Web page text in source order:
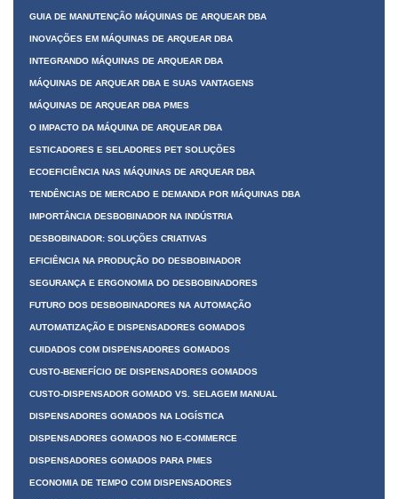
GUIA DE MANUTENÇÃO MÁQUINAS DE ARQUEAR DBA
INOVAÇÕES EM MÁQUINAS DE ARQUEAR DBA
INTEGRANDO MÁQUINAS DE ARQUEAR DBA
MÁQUINAS DE ARQUEAR DBA E SUAS VANTAGENS
MÁQUINAS DE ARQUEAR DBA PMES
O IMPACTO DA MÁQUINA DE ARQUEAR DBA
ESTICADORES E SELADORES PET SOLUÇÕES
ECOEFICIÊNCIA NAS MÁQUINAS DE ARQUEAR DBA
TENDÊNCIAS DE MERCADO E DEMANDA POR MÁQUINAS DBA
IMPORTÂNCIA DESBOBINADOR NA INDÚSTRIA
DESBOBINADOR: SOLUÇÕES CRIATIVAS
EFICIÊNCIA NA PRODUÇÃO DO DESBOBINADOR
SEGURANÇA E ERGONOMIA DO DESBOBINADORES
FUTURO DOS DESBOBINADORES NA AUTOMAÇÃO
AUTOMATIZAÇÃO E DISPENSADORES GOMADOS
CUIDADOS COM DISPENSADORES GOMADOS
CUSTO-BENEFÍCIO DE DISPENSADORES GOMADOS
CUSTO-DISPENSADOR GOMADO VS. SELAGEM MANUAL
DISPENSADORES GOMADOS NA LOGÍSTICA
DISPENSADORES GOMADOS NO E-COMMERCE
DISPENSADORES GOMADOS PARA PMES
ECONOMIA DE TEMPO COM DISPENSADORES